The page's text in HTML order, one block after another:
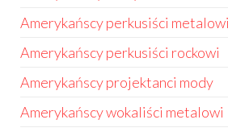
Amerykańscy perkusiści metalowi
Amerykańscy perkusiści rockowi
Amerykańscy projektanci mody
Amerykańscy wokaliści metalowi